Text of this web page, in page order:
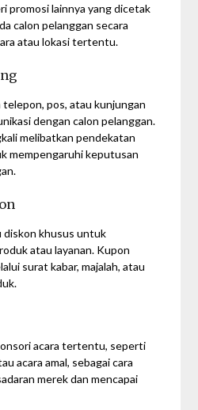
promosi lainnya yang dicetak
calon pelanggan secara
atau lokasi tertentu.
pos, atau kunjungan
dengan calon pelanggan.
melibatkan pendekatan
mempengaruhi keputusan
diskon khusus untuk
atau layanan. Kupon
surat kabar, majalah, atau
acara tertentu, seperti
acara amal, sebagai cara
merek dan mencapai